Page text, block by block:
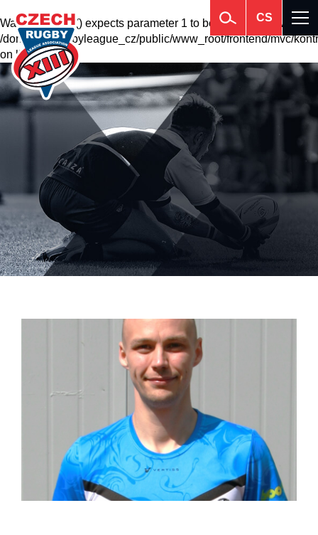
Warning: krsort() expects parameter 1 to be array, null given in
/domains2/rugbyleague_cz/public/www_root/frontend/mvc/
on line201
CS